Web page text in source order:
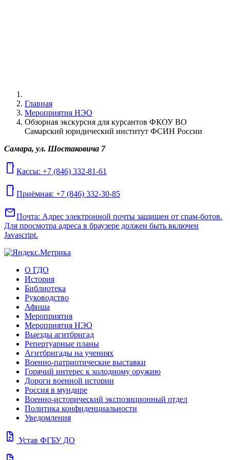
Главная
Мероприятия НЭО
Обзорная экскурсия для курсантов ФКОУ ВО
Самарский юридический институт ФСИН России
Самара, ул. Шостаковича 7
mobile Кассы: +7 (846) 332-81-61
mobile Приёмная: +7 (846) 332-30-85
mailПочта: Адрес электронной почты защищен от спам-ботов.
Для просмотра адреса в браузере должен быть включен
Javascript.
О ГДО
История
Библиотека
Руководство
Афиша
Мероприятия
Мероприятия НЭО
Выезды агитбригад
Репертуарные планы
Агитбригады на учениях
Военно-патриотические выставки
Горячий интерес к холодному оружию
Дороги военной истории
Россия в мундире
Военно-исторический экспозиционный отдел
Политика конфиденциальности
Уведомления
docs Устав ФГБУ ДО